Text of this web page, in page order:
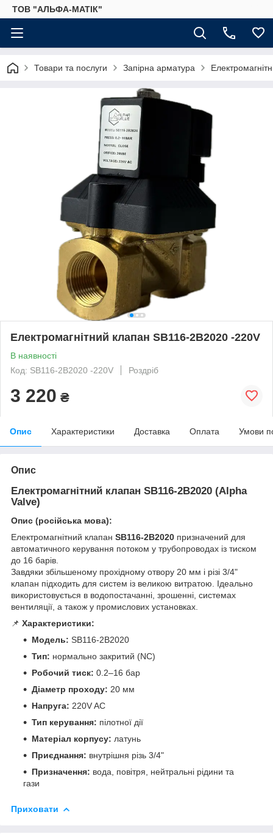
ТОВ "АЛЬФА-МАТІК"
Товари та послуги Запірна арматура
Електромагнітний клапан SB116-2B2020 -220V
В наявності
Код: SB116-2B2020 -220V
Роздріб
3 220 ₴
Опис Характеристики Доставка Оплата Умови
Опис
Електромагнітний клапан SB116-2B2020 (Alpha
Valve)
Опис (російська мова):
Електромагнітний клапан SB116-2B2020 призначений для
автоматичного керування потоком у трубопроводах із тиском
до 16 барів.
Завдяки збільшеному прохідному отвору 20 мм і різі 3/4"
клапан підходить для систем із великою витратою. Ідеально
використовується в водопостачанні, зрошенні, системах
вентиляції, а також у промислових установках.
📌 Характеристики:
Модель: SB116-2B2020
Тип: нормально закритий (NC)
Робочий тиск: 0.2–16 бар
Діаметр проходу: 20 мм
Напруга: 220V AC
Тип керування: пілотної дії
Матеріал корпусу: латунь
Приєднання: внутрішня різь 3/4"
Призначення: вода, повітря, нейтральні рідини та
гази
Приховати